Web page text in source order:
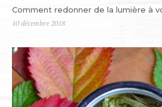
Comment redonner de la lumière à
Publié
10 décembre 2018